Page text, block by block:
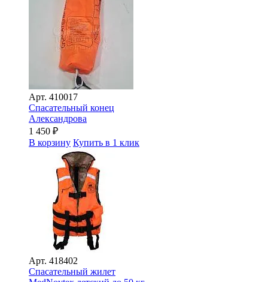
Арт. 410017
Спасательный конец
Александрова
1 450 ₽
В корзину Купить в 1 клик
Арт. 418402
Спасательный жилет